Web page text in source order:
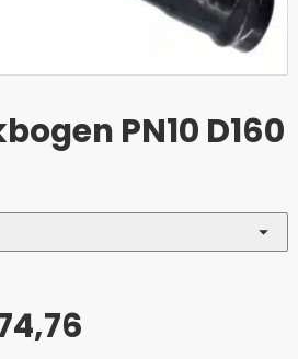
PN10 D160